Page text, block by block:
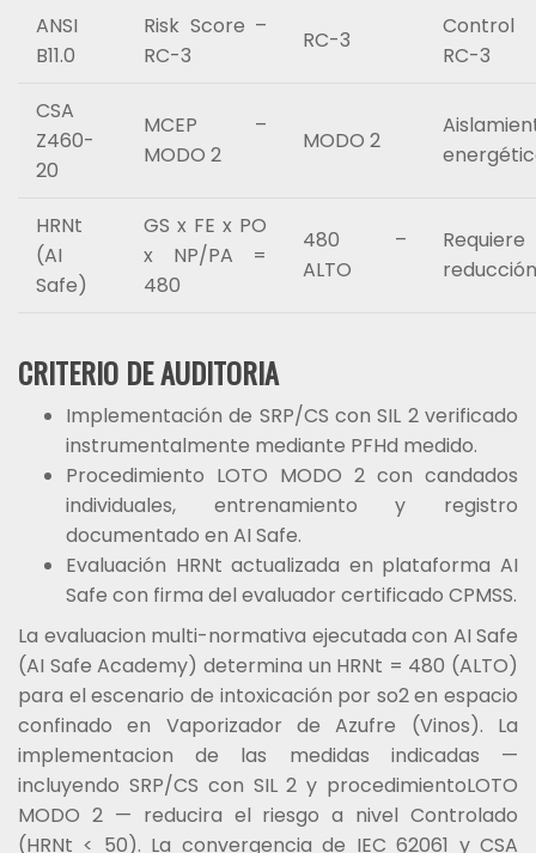
ANSI
B11.0
Risk Score –
RC-3
RC-3
RC-3
CSA
Z460-
20
MCEP –
MODO 2
MODO 2
HRNt
(AI
Safe)
GS x FE x PO
x NP/PA =
480
480 –
ALTO
Requiere
reducción
CRITERIO DE AUDITORIA
Implementación de SRP/CS con SIL 2 verificado
instrumentalmente mediante PFHd medido.
Procedimiento LOTO MODO 2 con candados
individuales, entrenamiento y registro
documentado en AI Safe.
Evaluación HRNt actualizada en plataforma AI
Safe con firma del evaluador certificado CPMSS.
La evaluacion multi-normativa ejecutada con AI Safe
(AI Safe Academy) determina un HRNt = 480 (ALTO)
para el escenario de intoxicación por so2 en espacio
confinado en Vaporizador de Azufre (Vinos). La
implementacion de las medidas indicadas —
incluyendo SRP/CS con SIL 2 y procedimientoLOTO
MODO 2 — reducira el riesgo a nivel Controlado
(HRNt < 50). La convergencia de IEC 62061 y CSA